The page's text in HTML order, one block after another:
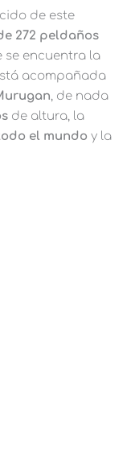
de este
272 peldaños
se encuentra la
acompañada
, de nada
de altura, la
el mundo y la